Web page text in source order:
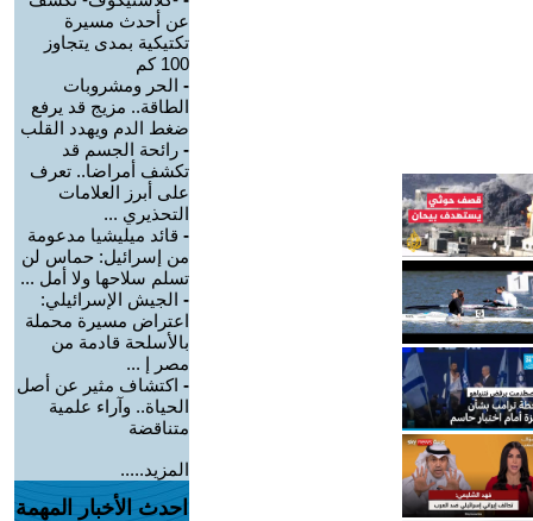
عن أحدث مسيرة
تكتيكية بمدى يتجاوز
100 كم
- الحر ومشروبات
الطاقة.. مزيج قد يرفع
ضغط الدم ويهدد القلب
- رائحة الجسم قد
تكشف أمراضا.. تعرف
على أبرز العلامات
التحذيري ...
- قائد ميليشيا مدعومة
من إسرائيل: حماس لن
تسلم سلاحها ولا أمل ...
- الجيش الإسرائيلي:
اعتراض مسيرة محملة
بالأسلحة قادمة من
مصر إ ...
- اكتشاف مثير عن أصل
الحياة.. وآراء علمية
متناقضة
المزيد.....
احدث الأخبار المهمة